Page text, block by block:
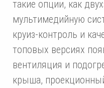
такие опции, как
мультимедийную
круиз-контроль и
топовых версиях
вентиляция и
крыша,